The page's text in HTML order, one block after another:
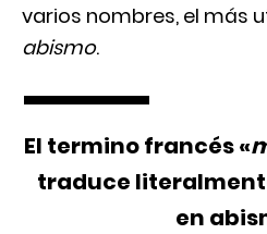
varios nombres, el más
abismo.
El termino francés «
traduce
en